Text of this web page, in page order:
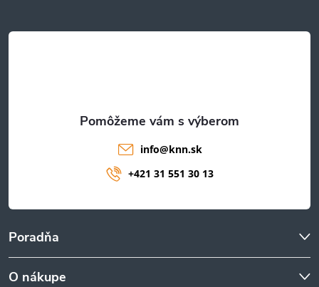
t
Poradňa
O nákupe
info@knn.sk
+421 31 551 30 13